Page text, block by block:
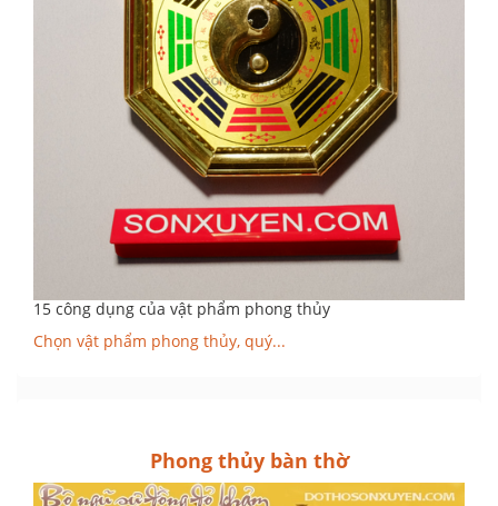
15 công dụng của vật phẩm phong thủy
Chọn vật phẩm phong thủy, quý...
Phong thủy bàn thờ